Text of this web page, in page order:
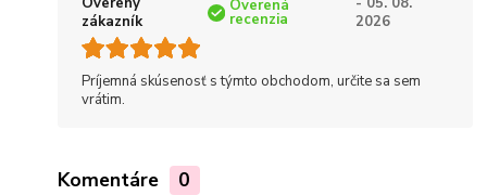
zákazník
Overená
recenzia
2026
Príjemná skúsenosť s týmto obchodom, určite sa sem
vrátim.
Komentáre 0